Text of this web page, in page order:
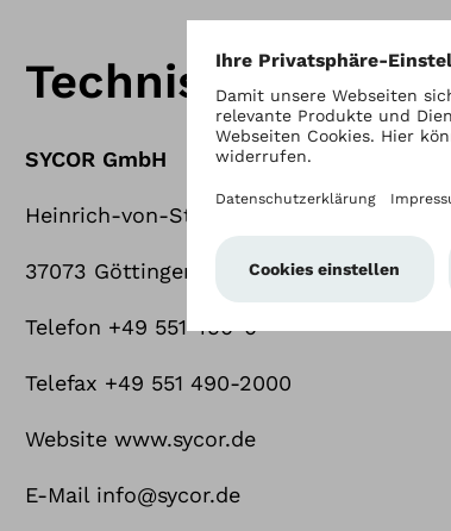
Technische
SYCOR GmbH
Heinrich-von-Stephan-Str. 1–5
37073 Göttingen, Deutschland
Telefon +49 551 490-0
Telefax +49 551 490-2000
Website www.sycor.de
E-Mail info@sycor.de